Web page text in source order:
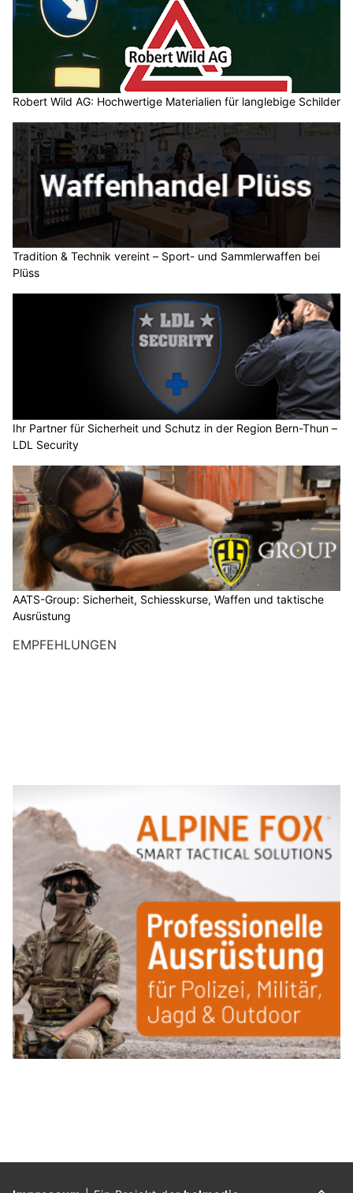
Robert Wild AG: Hochwertige Materialien für langlebige Schilder
Tradition & Technik vereint – Sport- und Sammlerwaffen bei
Plüss
Ihr Partner für Sicherheit und Schutz in der Region Bern-Thun –
AATS-Group: Sicherheit, Schiesskurse, Waffen und taktische
Ausrüstung
EMPFEHLUNGEN